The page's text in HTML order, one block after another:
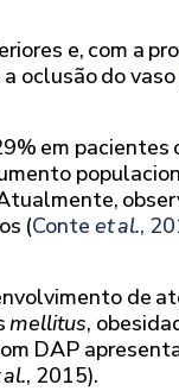
e, com a
oclusão do vaso
em pacientes
(Conte et al.,
de
mellitus,
DAP
, 2015).